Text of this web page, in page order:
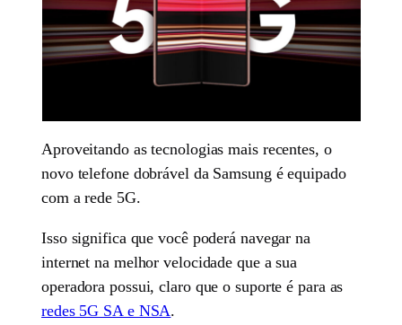
Aproveitando as tecnologias mais recentes, o
novo telefone dobrável da Samsung é equipado
com a rede 5G.
Isso significa que você poderá navegar na
internet na melhor velocidade que a sua
operadora possui, claro que o suporte é para as
redes 5G SA e NSA.